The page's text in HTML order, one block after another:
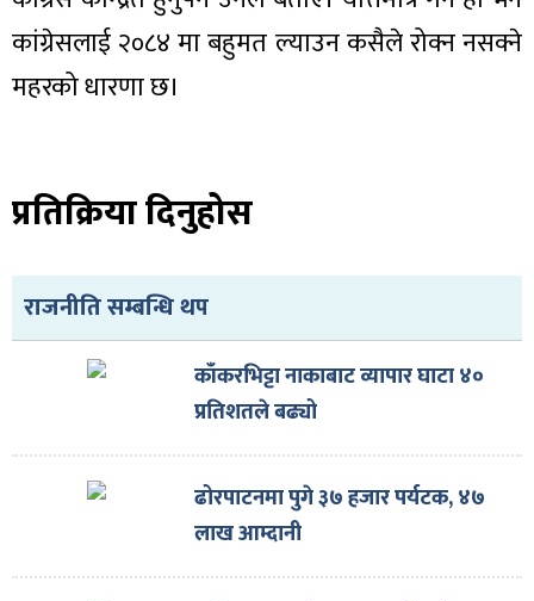
कांग्रेसलाई २०८४ मा बहुमत ल्याउन कसैले रोक्न नसक्ने
महरको धारणा छ।
प्रतिक्रिया दिनुहोस
राजनीति सम्बन्धि थप
काँकरभिट्टा नाकाबाट व्यापार घाटा ४०
प्रतिशतले बढ्यो
ढोरपाटनमा पुगे ३७ हजार पर्यटक, ४७
लाख आम्दानी